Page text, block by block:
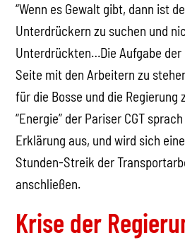
“Wenn es Gewalt gibt, dann ist
Unterdrückern zu suchen und
Unterdrückten…Die Aufgabe der
Seite mit den Arbeitern zu
für die Bosse und die Regierung
“Energie” der Pariser CGT
Erklärung aus, und wird sich
Stunden-Streik der
anschließen.
Krise der